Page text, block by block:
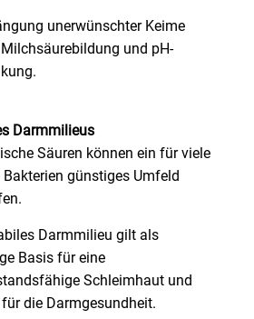
unerwünschter Keime
und pH-
Darmmilieus
Säuren können ein für viele
Bakterien günstiges Umfeld
Darmmilieu gilt als
Basis für eine
Schleimhaut und
die Darmgesundheit.